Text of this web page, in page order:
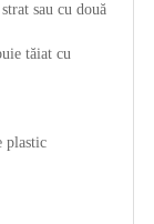
sau cu două
tăiat cu
plastic